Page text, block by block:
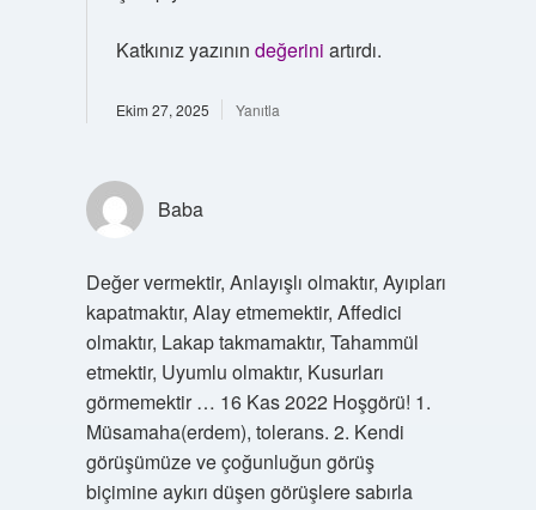
Katkınız yazının değerini artırdı.
Ekim 27, 2025 Yanıtla
Baba
Değer vermektir, Anlayışlı olmaktır, Ayıpları
kapatmaktır, Alay etmemektir, Affedici
olmaktır, Lakap takmamaktır, Tahammül
etmektir, Uyumlu olmaktır, Kusurları
görmemektir … 16 Kas 2022 Hoşgörü! 1.
Müsamaha(erdem), tolerans. 2. Kendi
görüşümüze ve çoğunluğun görüş
biçimine aykırı düşen görüşlere sabırla